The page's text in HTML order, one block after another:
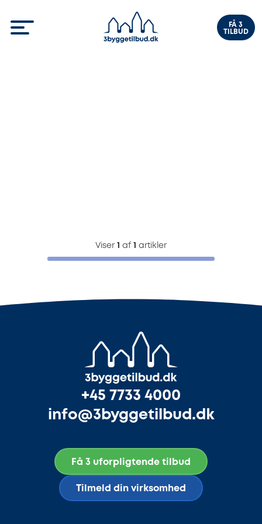
FÅ 3
TILBUD
Viser 1 af 1 artikler
+45 7733 4000
info@3byggetilbud.dk
Få 3 uforpligtende tilbud
Tilmeld din virksomhed